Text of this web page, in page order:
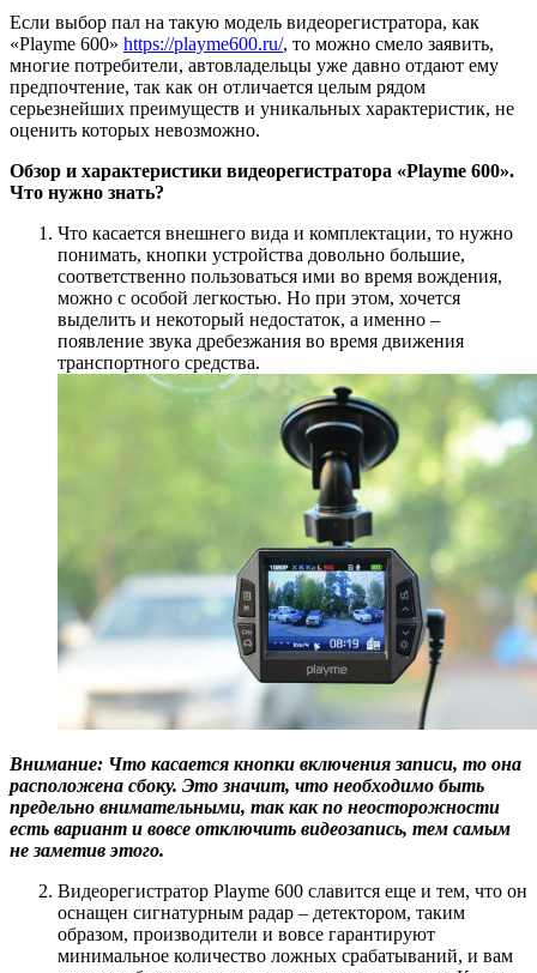
Если выбор пал на такую модель видеорегистратора, как
«Playme 600» https://playme600.ru/, то можно смело заявить,
многие потребители, автовладельцы уже давно отдают ему
предпочтение, так как он отличается целым рядом
серьезнейших преимуществ и уникальных характеристик, не
оценить которых невозможно.
Обзор и характеристики видеорегистратора «Playme 600».
Что нужно знать?
Что касается внешнего вида и комплектации, то нужно
понимать, кнопки устройства довольно большие,
соответственно пользоваться ими во время вождения,
можно с особой легкостью. Но при этом, хочется
выделить и некоторый недостаток, а именно –
появление звука дребезжания во время движения
транспортного средства.
Внимание: Что касается кнопки включения записи, то она
расположена сбоку. Это значит, что необходимо быть
предельно внимательными, так как по неосторожности
есть вариант и вовсе отключить видеозапись, тем самым
не заметив этого.
Видеорегистратор Playme 600 славится еще и тем, что он
оснащен сигнатурным радар – детектором, таким
образом, производители и вовсе гарантируют
минимальное количество ложных срабатываний, и вам